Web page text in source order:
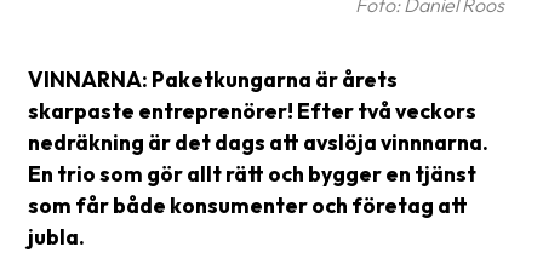
Pickups
Manuals
Downloads
VINNARNA: Paketkungarna är årets
skarpaste entreprenörer! Efter två veckors
nedräkning är det dags att avslöja vinnnarna.
En trio som gör allt rätt och bygger en tjänst
som får både konsumenter och företag att
jubla.